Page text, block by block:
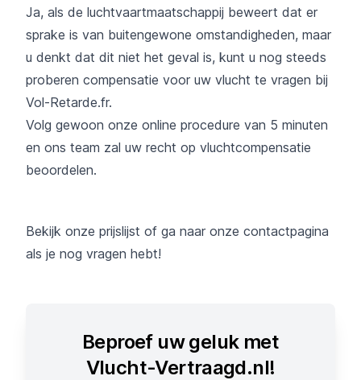
Ja, als de luchtvaartmaatschappij beweert dat er
sprake is van buitengewone omstandigheden, maar
u denkt dat dit niet het geval is, kunt u nog steeds
proberen compensatie voor uw vlucht te vragen bij
Vol-Retarde.fr.
Volg gewoon onze online procedure van 5 minuten
en ons team zal uw recht op vluchtcompensatie
beoordelen.
Bekijk onze prijslijst of ga naar onze contactpagina
als je nog vragen hebt!
Beproef uw geluk met
Vlucht-Vertraagd.nl!